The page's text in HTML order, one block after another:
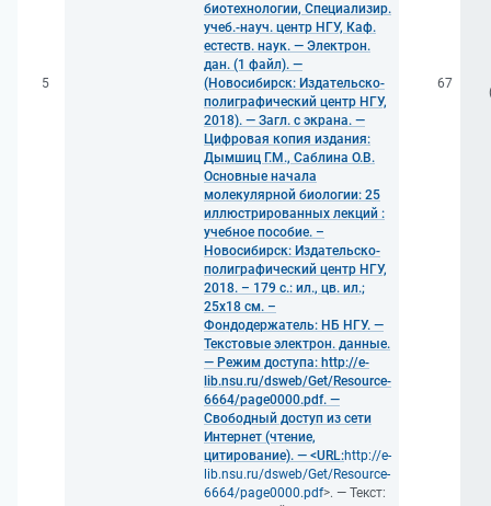
5
биотехнологии, Специализир.
учеб.-науч. центр НГУ, Каф.
естеств. наук. — Электрон.
дан. (1 файл). —
(Новосибирск: Издательско-
полиграфический центр НГУ,
2018). — Загл. с экрана. —
Цифровая копия издания:
Дымшиц Г.М., Саблина О.В.
Основные начала
молекулярной биологии: 25
иллюстрированных лекций :
учебное пособие. –
Новосибирск: Издательско-
полиграфический центр НГУ,
2018. – 179 с.: ил., цв. ил.;
25x18 см. –
Фондодержатель: НБ НГУ. —
Текстовые электрон. данные.
— Режим доступа: http://e-
lib.nsu.ru/dsweb/Get/Resource-
6664/page0000.pdf. —
Свободный доступ из сети
Интернет (чтение,
цитирование). — <URL:http://e-
lib.nsu.ru/dsweb/Get/Resource-
6664/page0000.pdf>. — Текст:
67